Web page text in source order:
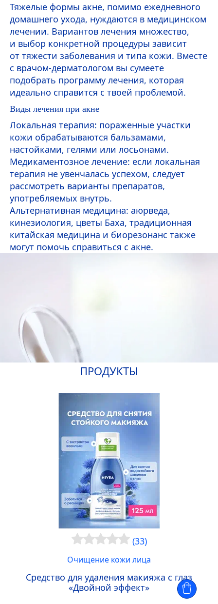
Тяжелые формы акне, помимо ежедневного
домашнего ухода, нуждаются в медицинском
лечении. Вариантов лечения множество,
и выбор конкретной процедуры зависит
от тяжести заболевания и типа кожи. Вместе
с врачом-дерматологом вы сумеете
подобрать программу лечения, которая
идеально справится с твоей проблемой.
Виды лечения при акне
Локальная терапия: пораженные участки
кожи обрабатываются бальзамами,
настойками, гелями или лосьонами.
Медикаментозное лечение: если локальная
терапия не увенчалась успехом, следует
рассмотреть варианты препаратов,
употребляемых внутрь.
Альтернативная медицина: аюрведа,
кинезиология, цветы Баха, традиционная
китайская медицина и биорезонанс также
могут помочь справиться с акне.
ПРОДУКТЫ
(33)
Очищение кожи лица
Средство для удаления макияжа с глаз
«Двойной эффект»